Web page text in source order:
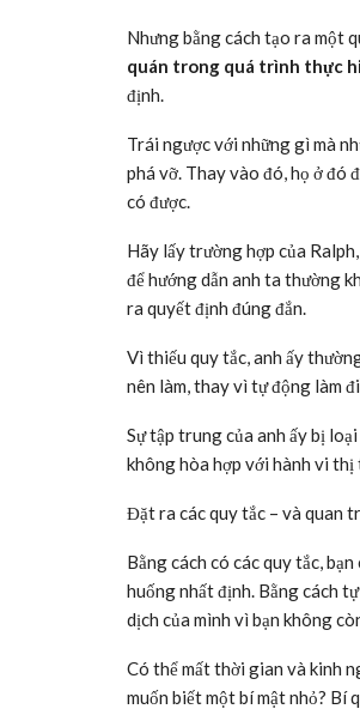
Nhưng bằng cách tạo ra một
quán trong quá trình thực
định.
Trái ngược với những gì mà
phá vỡ. Thay vào đó, họ ở đó
có được.
Hãy lấy trường hợp của
để hướng dẫn anh ta thường
ra quyết định đúng đắn.
Vì thiếu quy tắc, anh ấy
nên làm, thay vì tự động làm
Sự tập trung của anh ấy bị
không hòa hợp với hành vi
Đặt ra các quy tắc – và quan
Bằng cách có các quy tắc,
huống nhất định. Bằng cách
dịch của mình vì bạn không
Có thể mất thời gian và kinh
muốn biết một bí mật nhỏ? Bí